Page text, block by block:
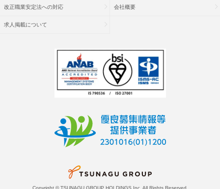
改正職業安定法への対応 会社概要
求人掲載について
Copyright © TSUNAGU GROUP HOLDINGS Inc. All Rights Reserved.